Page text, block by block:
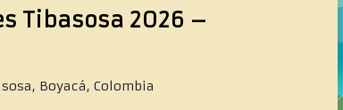
Tibasosa 2026 –
Boyacá, Colombia